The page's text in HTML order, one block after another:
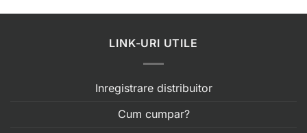
LINK-URI UTILE
Inregistrare distribuitor
Cum cumpar?